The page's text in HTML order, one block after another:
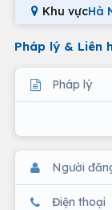
Khu vựcHà
Pháp lý & Liên
Pháp lý
Người
Điện thoại